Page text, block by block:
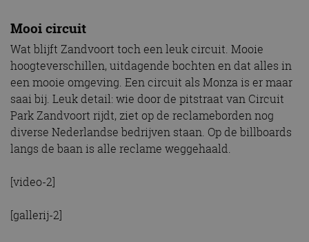
Mooi circuit
Wat blijft Zandvoort toch een leuk circuit. Mooie
hoogteverschillen, uitdagende bochten en dat alles in
een mooie omgeving. Een circuit als Monza is er maar
saai bij. Leuk detail: wie door de pitstraat van Circuit
Park Zandvoort rijdt, ziet op de reclameborden nog
diverse Nederlandse bedrijven staan. Op de billboards
langs de baan is alle reclame weggehaald.
[video-2]
[gallerij-2]